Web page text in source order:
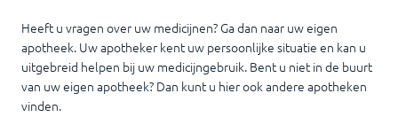
Heeft u vragen over uw medicijnen? Ga dan naar uw eigen
apotheek. Uw apotheker kent uw persoonlijke situatie en kan u
uitgebreid helpen bij uw medicijngebruik. Bent u niet in de buurt
van uw eigen apotheek? Dan kunt u hier ook andere apotheken
vinden.